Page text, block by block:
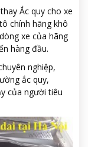
Ắc quy cho xe
chính hãng khô
xe của hãng
hàng đầu.
nghiệp,
ắc quy,
của người tiêu